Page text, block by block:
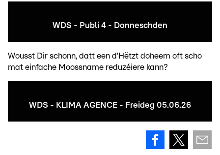
WDS - Publi 4 - Donneschden
Wousst Dir schonn, datt een d’Hëtzt doheem oft scho
mat einfache Moossname reduzéiere kann?
WDS - KLIMA AGENCE - Freideg 05.06.26